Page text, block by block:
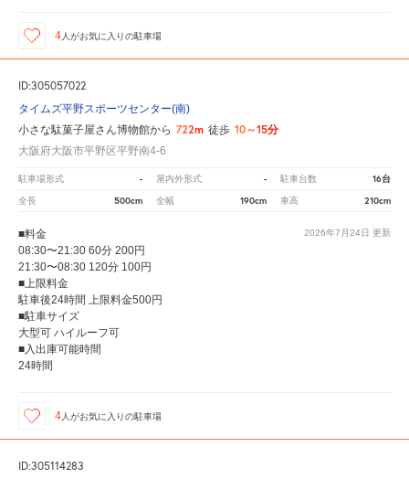
4人がお気に入りの駐車場
ID:305057022
タイムズ平野スポーツセンター(南)
小さな駄菓子屋さん博物館から 722m 徒歩 10～15分
大阪府大阪市平野区平野南4-6
駐車場形式 - 屋内外形式 - 駐車台数 16台
全長 500cm 全幅 190cm 車高 210cm
2026年7月24日 更新
■料金
08:30〜21:30 60分 200円
21:30〜08:30 120分 100円
■上限料金
駐車後24時間 上限料金500円
■駐車サイズ
大型可 ハイルーフ可
■入出庫可能時間
24時間
4人がお気に入りの駐車場
ID:305114283